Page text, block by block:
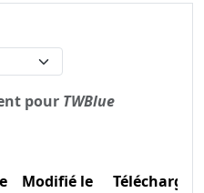
pour TWBlue
Modifié le